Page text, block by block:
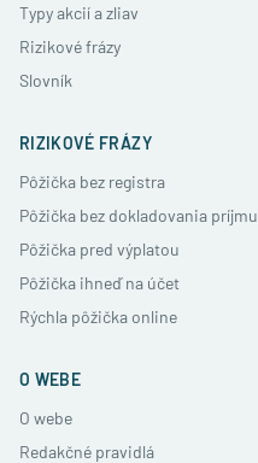
Typy akcií a zliav
Rizikové frázy
Slovník
RIZIKOVÉ FRÁZY
Pôžička bez registra
Pôžička bez dokladovania príjmu
Pôžička pred výplatou
Pôžička ihneď na účet
Rýchla pôžička online
O WEBE
O webe
Redakčné pravidlá